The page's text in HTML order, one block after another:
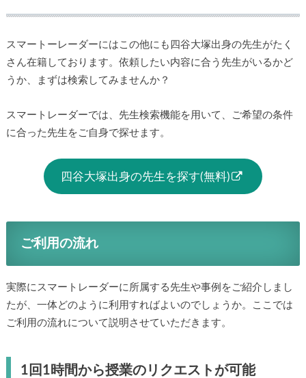
スマートーレーダーにはこの他にも四谷大塚出身の先生がたく
さん在籍しております。依頼したい内容に合う先生がいるかど
うか、まずは検索してみませんか？
スマートレーダーでは、先生検索機能を用いて、ご希望の条件
に合った先生をご自身で探せます。
四谷大塚出身の先生を探す(無料)
ご利用の流れ
実際にスマートレーダーに所属する先生や事例をご紹介しまし
たが、一体どのように利用すればよいのでしょうか。ここでは
ご利用の流れについて説明させていただきます。
1回1時間から授業のリクエストが可能